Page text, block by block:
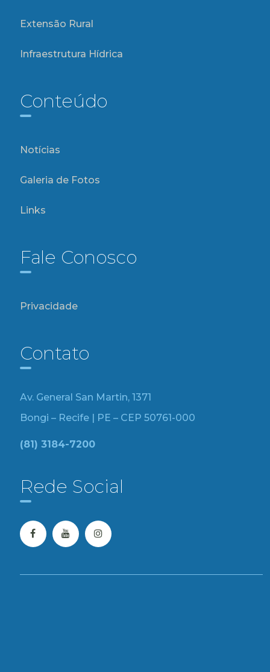
Extensão Rural
Infraestrutura Hídrica
Conteúdo
Notícias
Galeria de Fotos
Links
Fale Conosco
Privacidade
Contato
Av. General San Martin, 1371
Bongi – Recife | PE – CEP 50761-000
(81) 3184-7200
Rede Social